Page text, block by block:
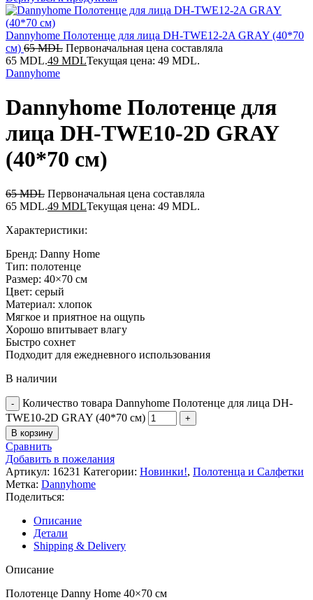
Dannyhome Полотенце для лица DH-TWE12-2A GRAY (40*70
см) 65MDL Первоначальная цена составляла
65 MDL.49 MDLТекущая цена: 49 MDL.
Dannyhome
Dannyhome Полотенце для
лица DH-TWE10-2D GRAY
(40*70 см)
65MDL Первоначальная цена составляла
65 MDL.49 MDLТекущая цена: 49 MDL.
Характеристики:
Бренд: Danny Home
Тип: полотенце
Размер: 40×70 см
Цвет: серый
Материал: хлопок
Мягкое и приятное на ощупь
Хорошо впитывает влагу
Быстро сохнет
Подходит для ежедневного использования
В наличии
Количество товара Dannyhome Полотенце для лица DH-
TWE10-2D GRAY (40*70 см)
В корзину
Сравнить
Добавить в пожелания
Артикул: 16231 Категории: Новинки!, Полотенца и Салфетки
Метка: Dannyhome
Поделиться:
Описание
Детали
Shipping & Delivery
Описание
Полотенце Danny Home 40×70 см